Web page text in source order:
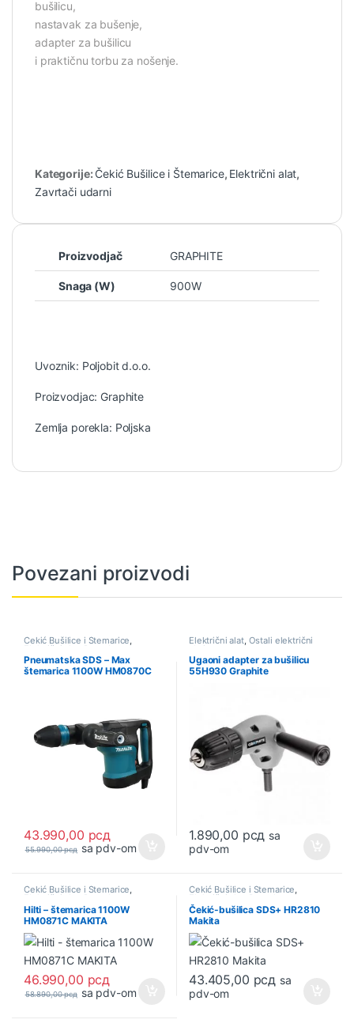
bušilicu,
nastavak za bušenje,
adapter za bušilicu
i praktičnu torbu za nošenje.
Kategorije: Čekić Bušilice i Štemarice, Električni alat,
Zavrtači udarni
Proizvodjač GRAPHITE
Snaga (W) 900W
Uvoznik: Poljobit d.o.o.
Proizvodjac: Graphite
Zemlja porekla: Poljska
Povezani proizvodi
Čekić Bušilice i Štemarice
Električni alat
Pneumatska SDS – Max
štemarica 1100W HM0870C
43.990,00 рсд
55.990,00рсд sa pdv-om
Električni alat, Ostali električni
alati
Ugaoni adapter za bušilicu
55H930 Graphite
1.890,00 рсд sa
pdv-om
Čekić Bušilice i Štemarice,
Električni alat
Hilti – štemarica 1100W
HM0871C MAKITA
46.990,00 рсд
58.890,00рсд sa pdv-om
Čekić Bušilice i Štemarice,
Električni alat
Čekić-bušilica SDS+ HR2810
Makita
43.405,00 рсд sa
pdv-om